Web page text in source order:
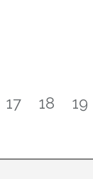
17 18 19